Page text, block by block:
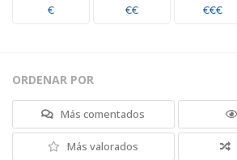
€ €€ €€€
ORDENAR POR
Más comentados
Más valorados